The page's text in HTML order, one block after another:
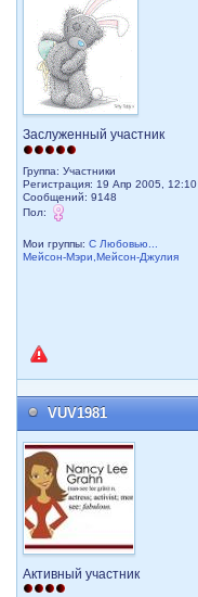
Заслуженный участник
Группа: Участники
Регистрация: 19 Апр 2005, 12:10
Сообщений: 9148
Пол:
Мои группы:С Любовью...
Мейсон-Мэри,Мейсон-Джулия
VUV1981
Активный участник